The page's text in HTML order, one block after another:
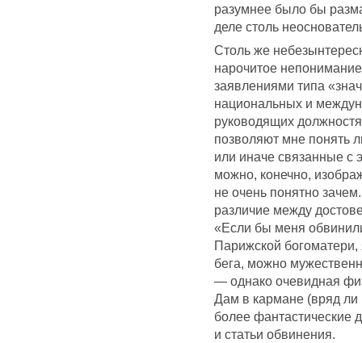
разумнее было бы
деле столь
Столь же
нарочитое
заявлениями типа
национальных и
руководящих
позволяют мне понять
или иначе связанные с
можно, конечно,
не очень понятно
различие между
«Если бы меня
Парижской
бега, можно
— однако очевидная
Дам в кармане (вряд
более фантастические
и статьи обвинения.